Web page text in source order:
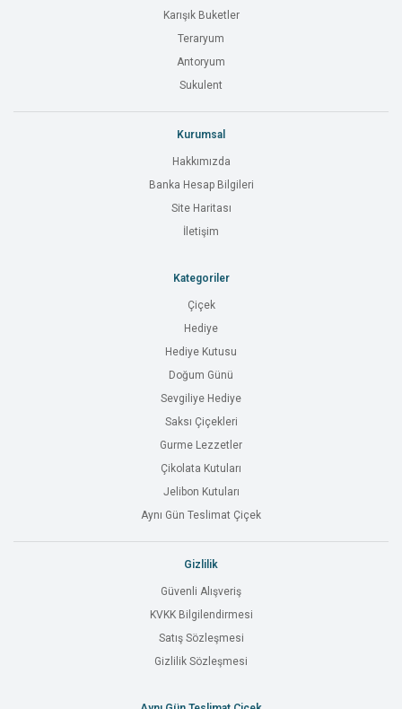
Karışık Buketler
Teraryum
Antoryum
Sukulent
Kurumsal
Hakkımızda
Banka Hesap Bilgileri
Site Haritası
İletişim
Kategoriler
Çiçek
Hediye
Hediye Kutusu
Doğum Günü
Sevgiliye Hediye
Saksı Çiçekleri
Gurme Lezzetler
Çikolata Kutuları
Jelibon Kutuları
Aynı Gün Teslimat Çiçek
Gizlilik
Güvenli Alışveriş
KVKK Bilgilendirmesi
Satış Sözleşmesi
Gizlilik Sözleşmesi